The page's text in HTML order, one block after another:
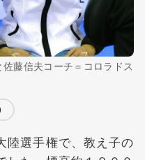
藤信夫コーチ＝コロラドス
選手権で、教え子の